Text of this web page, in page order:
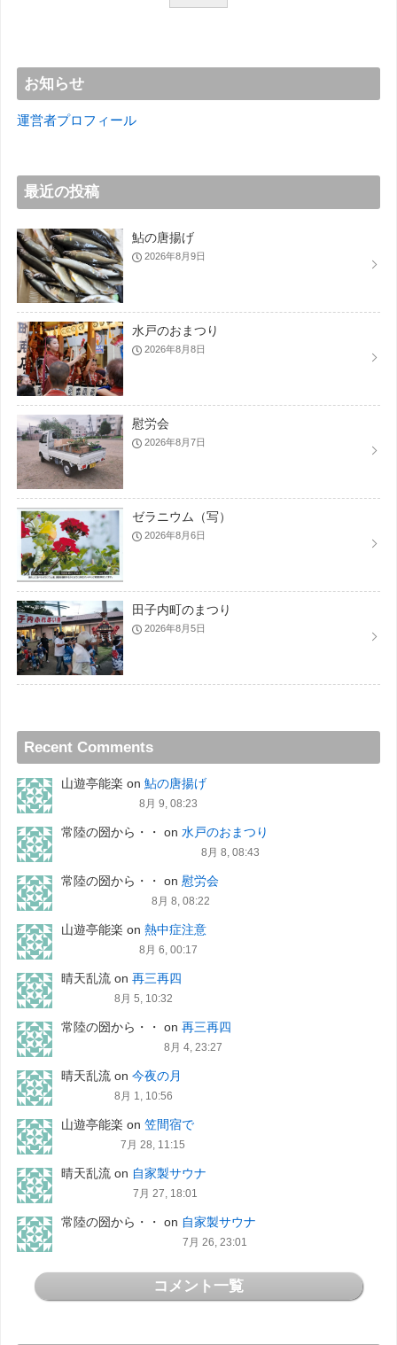
お知らせ
運営者プロフィール
最近の投稿
鮎の唐揚げ
2026年8月9日
水戸のおまつり
2026年8月8日
慰労会
2026年8月7日
ゼラニウム（写）
2026年8月6日
田子内町のまつり
2026年8月5日
Recent Comments
山遊亭能楽 on 鮎の唐揚げ
8月 9, 08:23
常陸の圀から・・ on 水戸のおまつり
8月 8, 08:43
常陸の圀から・・ on 慰労会
8月 8, 08:22
山遊亭能楽 on 熱中症注意
8月 6, 00:17
晴天乱流on 再三再四
8月 5, 10:32
常陸の圀から・・ on 再三再四
8月 4, 23:27
晴天乱流on 今夜の月
8月 1, 10:56
山遊亭能楽 on 笠間宿で
7月 28, 11:15
晴天乱流on 自家製サウナ
7月 27, 18:01
常陸の圀から・・ on 自家製サウナ
7月 26, 23:01
コメント一覧